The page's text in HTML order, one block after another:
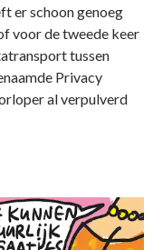
er schoon genoeg
voor de tweede keer
tussen
Privacy
al verpulverd